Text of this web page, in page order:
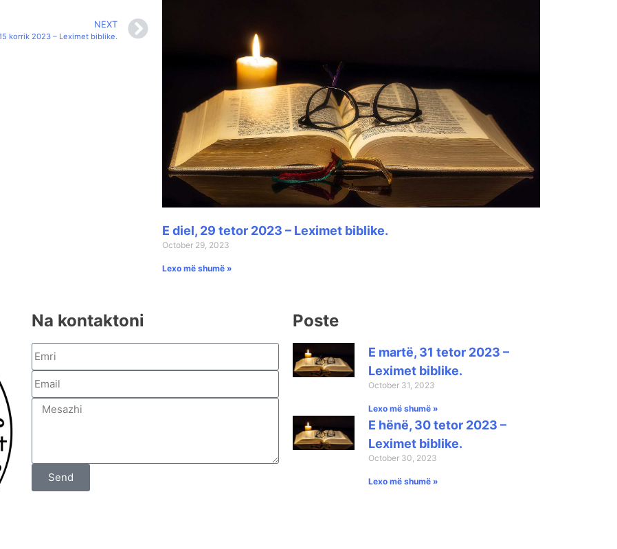
NEXT
korrik 2023 – Leximet biblike.
E diel, 29 tetor 2023 – Leximet biblike.
October 29, 2023
Lexo më shumë »
Na kontaktoni
Send
Poste
E martë, 31 tetor 2023 –
Leximet biblike.
October 31, 2023
Lexo më shumë »
E hënë, 30 tetor 2023 –
Leximet biblike.
October 30, 2023
Lexo më shumë »